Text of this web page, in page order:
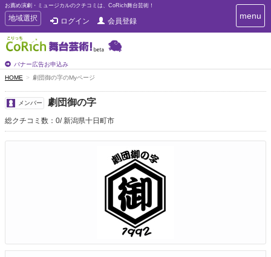
お薦め演劇・ミュージカルのクチコミは、CoRich舞台芸術！
T
o
g
g
e
n
a
v
i
g
a
t
地域選択 ログイン 会員登録
バナー広告お申込み
T
o
menu
HOME 劇団御の字のMyページ
メンバー 劇団御の字
総クチコミ数：0 新潟県十日町市